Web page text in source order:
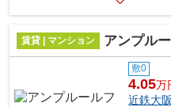
賃貸 | マンション アンプル
敷0
4.05万
近鉄大